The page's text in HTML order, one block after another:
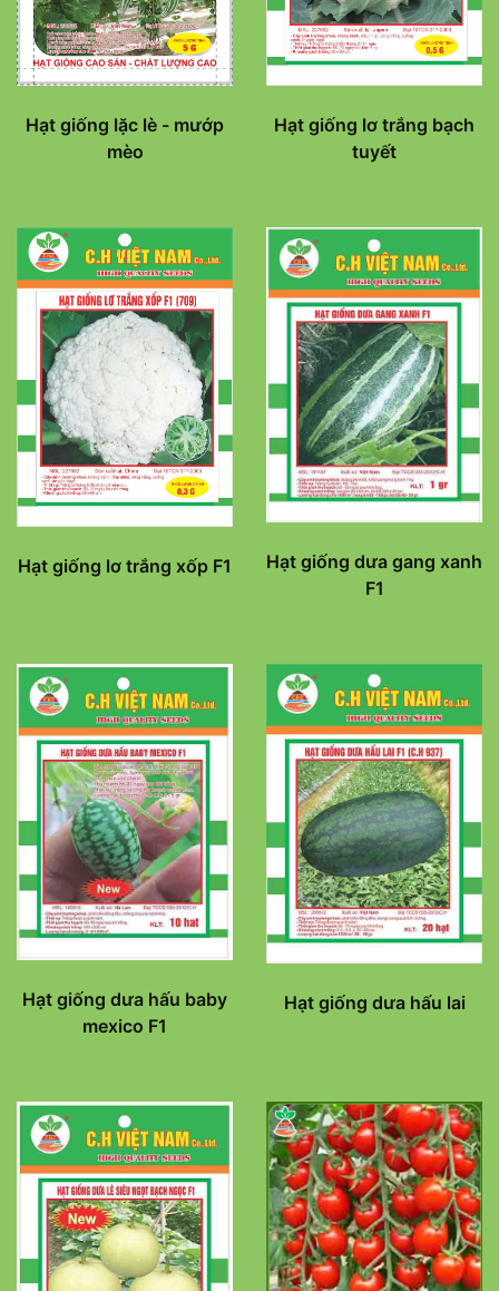
Hạt giống lặc lè - mướp
mèo
Hạt giống lơ trắng bạch
tuyết
Hạt giống lơ trắng xốp F1
Hạt giống dưa gang xanh
F1
Hạt giống dưa hấu baby
mexico F1
Hạt giống dưa hấu lai